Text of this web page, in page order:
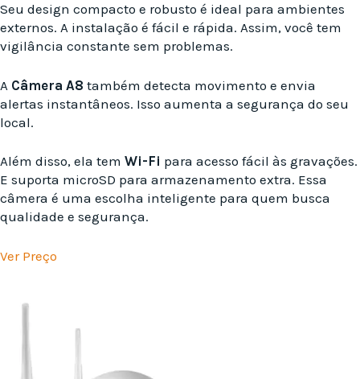
Seu design compacto e robusto é ideal para ambientes
externos. A instalação é fácil e rápida. Assim, você tem
vigilância constante sem problemas.
A Câmera A8 também detecta movimento e envia
alertas instantâneos. Isso aumenta a segurança do seu
local.
Além disso, ela tem Wi-Fi para acesso fácil às gravações.
E suporta microSD para armazenamento extra. Essa
câmera é uma escolha inteligente para quem busca
qualidade e segurança.
Ver Preço